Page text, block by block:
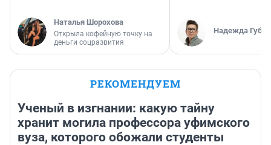
Наталья Шорохова
Открыла кофейную точку на
деньги соцразвития
Надежда
РЕКОМЕНДУЕМ
Ученый в изгнании: какую тайну
хранит могила профессора уфимского
вуза, которого обожали студенты